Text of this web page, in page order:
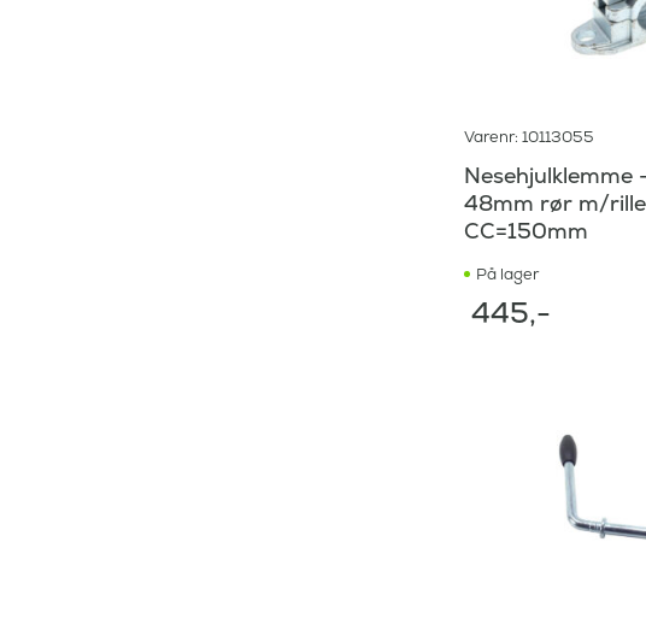
Varenr: 10113055
Nesehjulklemme
48mm rør m/
CC=150mm
På lager
445,-